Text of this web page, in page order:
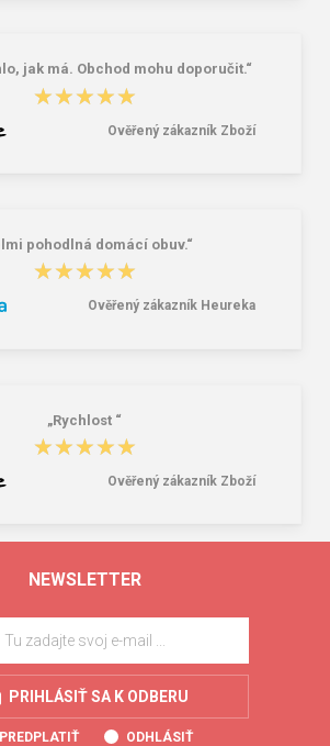
jak má. Obchod mohu doporučit.“
★★★★★
★★★★★
Ověřený zákazník Zboží
pohodlná domácí obuv.“
★★★★★
★★★★★
Ověřený zákazník Heureka
„Rychlost “
★★★★★
★★★★★
Ověřený zákazník Zboží
NEWSLETTER
PRIHLÁSIŤ SA K ODBERU
PREDPLATIŤ ODHLÁSIŤ